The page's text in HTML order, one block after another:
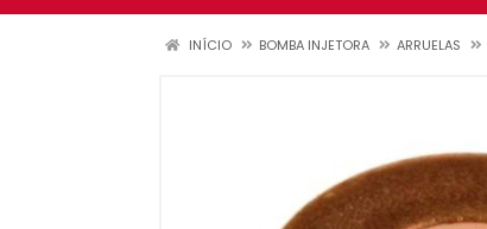
INÍCIO BOMBA INJETORA ARRUELAS